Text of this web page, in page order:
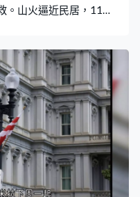
。山火逼近民居，11個
3,200多人發出避難指
警，氣象廳預測未來一